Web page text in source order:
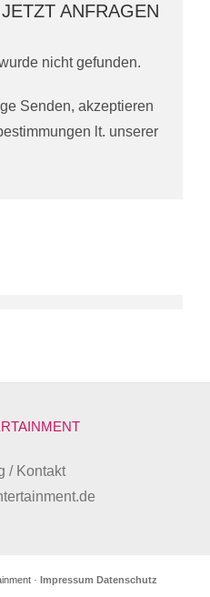
ANFRAGEN
nicht gefunden.
Senden, akzeptieren
lt. unserer
/ Kontakt
· Impressum Datenschutz